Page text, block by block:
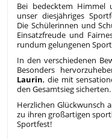
Bei bedecktem Himmel
unser diesjähriges
Die Schülerinnen und
Einsatzfreude und
rundum gelungenen
In den verschiedenen
Besonders
Laurin, die mit
den Gesamtsieg sicherten.
Herzlichen Glückwunsch
zu ihren großartigen
Sportfest!